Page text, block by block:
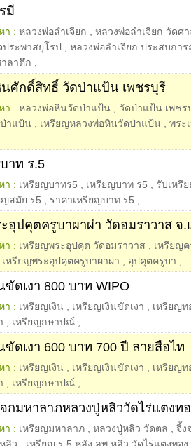
มี
า : หลวงพ่อลำเจียก
หลวงพ่อลำเจียก วัดศ
ระพาสยุโรป
หลวงพ่อลำเจียก ประสบกา
าลาตึก
ศักดิ์สิทธิ์ วัดป่าแป้น เพชรบุรี
า : หลวงพ่อหินวัดป่าแป้น
วัดป่าแป้น เพชร
าแป้น
เหรียญหลวงพ่อหินวัดป่าแป้น
พระ
าท ร.5
า : เหรียญบาทร5 เหรียญบาท ร5
รับเหรี
ญสมัย ร5
ราคาเหรียญบาท ร5
อุปคุตครูบาผาผ่า วัดอมราวาส จ
า : เหรียญพระอุปคุต วัดอมราวาส
เหรียญ
เหรียญพระอุปคุตครูบาผาผ่า อุปคุตครูบา
ขัดเงา 800 บาท WIPO
า : เหรียญเงิน เหรียญเงินขัดเงา
เหรียญท
เหรียญกษาปณ์
ขัดเงา 600 บาท 700 ปี ลายสือไท
า : เหรียญเงิน เหรียญเงินขัดเงา
เหรียญท
เหรียญกษาปณ์
กมหาลาภหลวงปู่หลิววัดไร่แตงท
า : เหรียญมหาลาภ หลวงปู่หลิว วัดตล
จิ้ง